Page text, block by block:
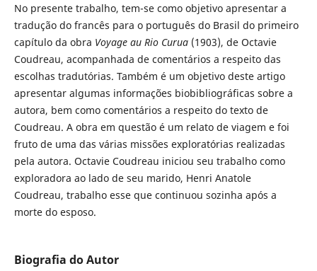
No presente trabalho, tem-se como objetivo apresentar a
tradução do francês para o português do Brasil do primeiro
capítulo da obra Voyage au Rio Curua (1903), de Octavie
Coudreau, acompanhada de comentários a respeito das
escolhas tradutórias. Também é um objetivo deste artigo
apresentar algumas informações biobibliográficas sobre a
autora, bem como comentários a respeito do texto de
Coudreau. A obra em questão é um relato de viagem e foi
fruto de uma das várias missões exploratórias realizadas
pela autora. Octavie Coudreau iniciou seu trabalho como
exploradora ao lado de seu marido, Henri Anatole
Coudreau, trabalho esse que continuou sozinha após a
morte do esposo.
Biografia do Autor